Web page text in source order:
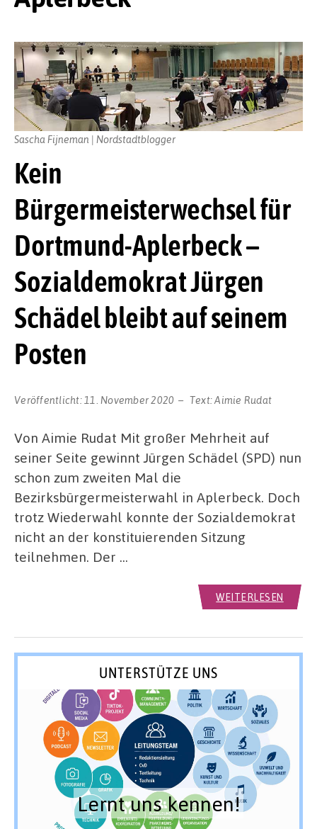
Kein
Bürgermeisterwechsel für
Dortmund-Aplerbeck –
Sozialdemokrat Jürgen
Schädel bleibt auf seinem
Posten
Veröffentlicht: 11. November 2020 Text:Aimie Rudat
Sascha Fijneman | Nordstadtblogger
Von Aimie Rudat Mit großer Mehrheit auf
seiner Seite gewinnt Jürgen Schädel (SPD) nun
schon zum zweiten Mal die
Bezirksbürgermeisterwahl in Aplerbeck. Doch
trotz Wiederwahl konnte der Sozialdemokrat
nicht an der konstituierenden Sitzung
teilnehmen. Der …
WEITERLESEN
UNTERSTÜTZE UNS
Lernt uns kennen!